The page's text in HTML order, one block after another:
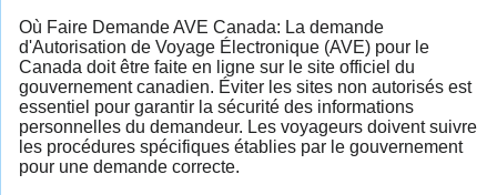
Où Faire Demande AVE Canada: La demande
d'Autorisation de Voyage Électronique (AVE) pour le
Canada doit être faite en ligne sur le site officiel du
gouvernement canadien. Éviter les sites non autorisés est
essentiel pour garantir la sécurité des informations
personnelles du demandeur. Les voyageurs doivent suivre
les procédures spécifiques établies par le gouvernement
pour une demande correcte.